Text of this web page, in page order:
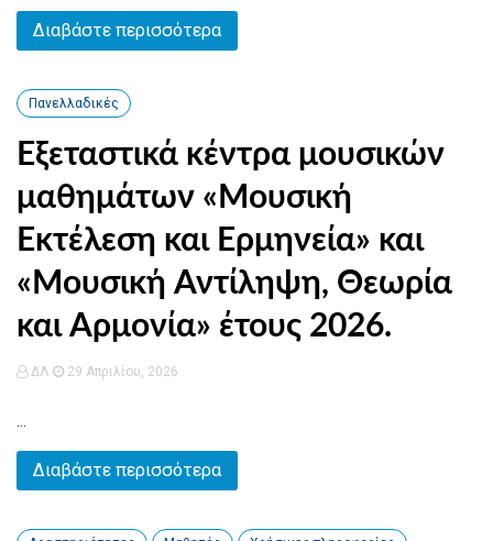
Διαβάστε περισσότερα
Πανελλαδικές
Εξεταστικά κέντρα μουσικών
μαθημάτων «Μουσική
Εκτέλεση και Ερμηνεία» και
«Μουσική Αντίληψη, Θεωρία
και Αρμονία» έτους 2026.
ΔΛ 29 Απριλίου, 2026
...
Διαβάστε περισσότερα